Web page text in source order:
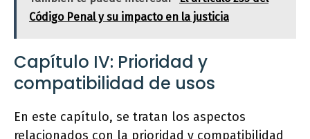
Código Penal y su impacto en la justicia
Capítulo IV: Prioridad y
compatibilidad de usos
En este capítulo, se tratan los aspectos
relacionados con la prioridad y compatibilidad